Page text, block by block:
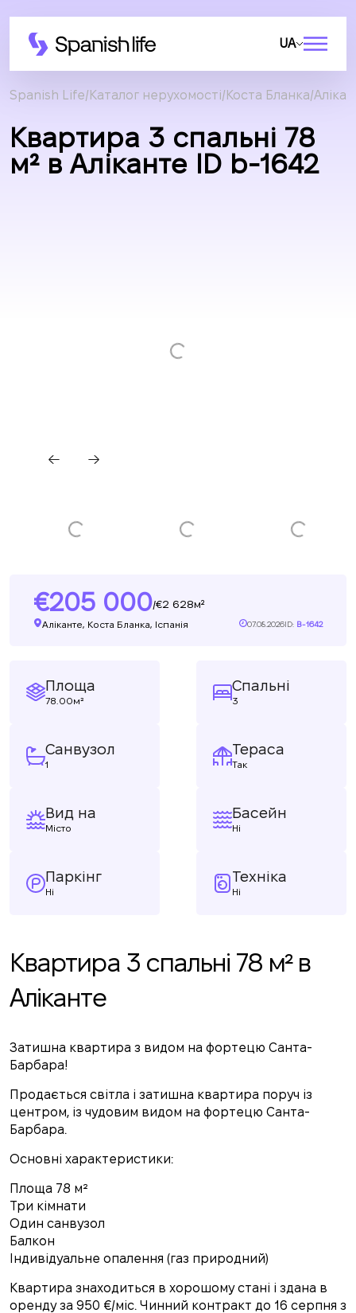
UA
Spanish Life Каталог нерухомості Коста Бланка
Квартира 3 спальні 78
м² в Аліканте ID b-1642
205 000/ 2 628м²
Аліканте, Коста Бланка, Іспанія 07.08.2026ID: B-1642
Площа
78.00м²
Спальні
3
Санвузол
1
Тераса
Так
Вид на
Місто
Басейн
Ні
Паркінг
Ні
Техніка
Ні
Квартира 3 спальні 78 м² в
Аліканте
Затишна квартира з видом на фортецю Санта-
Барбара!
Продається світла і затишна квартира поруч із
центром, із чудовим видом на фортецю Санта-
Барбара.
Основні характеристики:
Площа 78 м²
Три кімнати
Один санвузол
Балкон
Індивідуальне опалення (газ природний)
Квартира знаходиться в хорошому стані і здана в
оренду за 950 €/міс. Чинний контракт до 16 серпня з